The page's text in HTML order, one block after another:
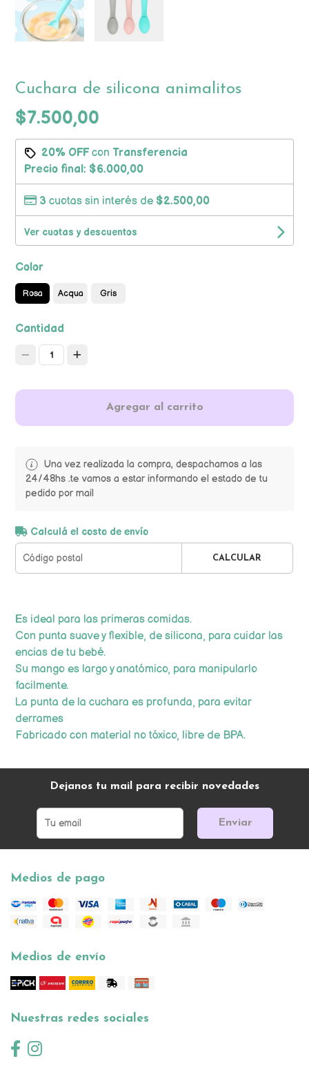
Cuchara de silicona animalitos
$7.500,00
20% OFFcon Transferencia
Precio final: $6.000,00
3 cuotas sin interés de $2.500,00
Ver cuotas y descuentos
Color
Rosa Acqua Gris
Cantidad
1
Agregar al carrito
Una vez realizada la compra, despachamos a las
24/48hs .te vamos a estar informando el estado de tu
pedido por mail
Calculá el costo de envío
CALCULAR
Es ideal para las primeras comidas.
Con punta suave y flexible, de silicona, para cuidar las
encias de tu bebé.
Su mango es largo y anatómico, para manipularlo
facilmente.
La punta de la cuchara es profunda, para evitar
derrames
Fabricado con material no tóxico, libre de BPA.
Dejanos tu mail para recibir novedades
Enviar
Medios de pago
Medios de envío
Nuestras redes sociales